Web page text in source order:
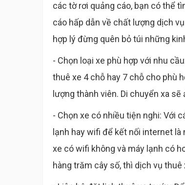
các tờ rơi quảng cáo, bạn có thể
cáo hấp dẫn về chất lượng dịch
hợp lý đừng quên bỏ túi những
- Chọn loại xe phù hợp với nhu
thuê xe 4 chỗ hay 7 chỗ cho phù
lượng thành viên. Di chuyển xa
- Chọn xe có nhiều tiện nghi: Với
lạnh hay wifi để kết nối internet
xe có wifi không và máy lạnh có
hàng trăm cây số, thì dịch vụ